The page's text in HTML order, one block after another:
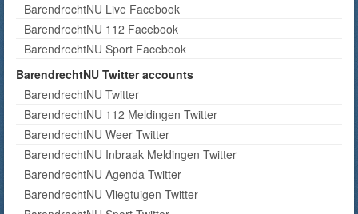
BarendrechtNU Live Facebook
BarendrechtNU 112 Facebook
BarendrechtNU Sport Facebook
BarendrechtNU Twitter accounts
BarendrechtNU Twitter
BarendrechtNU 112 Meldingen Twitter
BarendrechtNU Weer Twitter
BarendrechtNU Inbraak Meldingen Twitter
BarendrechtNU Agenda Twitter
BarendrechtNU Vliegtuigen Twitter